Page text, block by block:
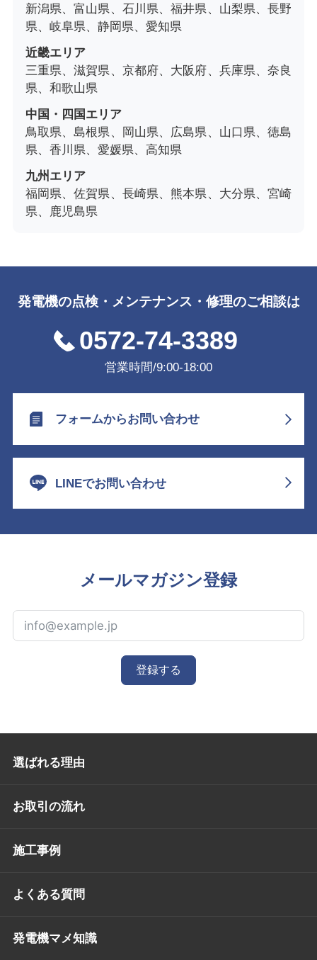
新潟県、富山県、石川県、福井県、山梨県、長野
県、岐阜県、静岡県、愛知県
近畿エリア
三重県、滋賀県、京都府、大阪府、兵庫県、奈良
県、和歌山県
中国・四国エリア
鳥取県、島根県、岡山県、広島県、山口県、徳島
県、香川県、愛媛県、高知県
九州エリア
福岡県、佐賀県、長崎県、熊本県、大分県、宮崎
県、鹿児島県
発電機の点検・メンテナンス・修理のご相談は
0572-74-3389
営業時間/9:00-18:00
フォームからお問い合わせ
LINEでお問い合わせ
メールマガジン登録
登録する
選ばれる理由
お取引の流れ
施工事例
よくある質問
発電機マメ知識